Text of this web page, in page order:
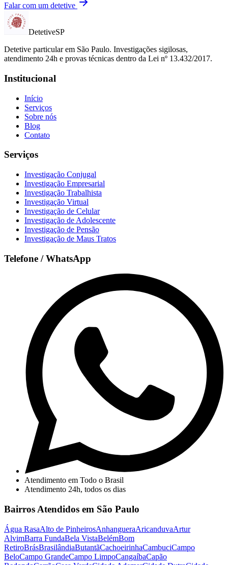
Falar com um detetive
DetetiveSP
Detetive particular em São Paulo. Investigações sigilosas,
atendimento 24h e provas técnicas dentro da Lei nº 13.432/2017.
Institucional
Início
Serviços
Sobre nós
Blog
Contato
Serviços
Investigação Conjugal
Investigação Empresarial
Investigação Trabalhista
Investigação Virtual
Investigação de Celular
Investigação de Adolescente
Investigação de Pensão
Investigação de Maus Tratos
Telefone / WhatsApp
Atendimento em Todo o Brasil
Atendimento 24h, todos os dias
Bairros Atendidos em São Paulo
Água RasaAlto de PinheirosAnhangueraAricanduvaArtur
AlvimBarra FundaBela VistaBelémBom
RetiroBrásBrasilândiaButantãCachoeirinhaCambuciCampo
BeloCampo GrandeCampo LimpoCangaíbaCapão